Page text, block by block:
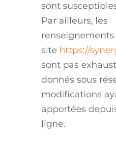
sont
Par ailleurs, les
site https://
sont pas
donnés sous
modifications
apportées
ligne.